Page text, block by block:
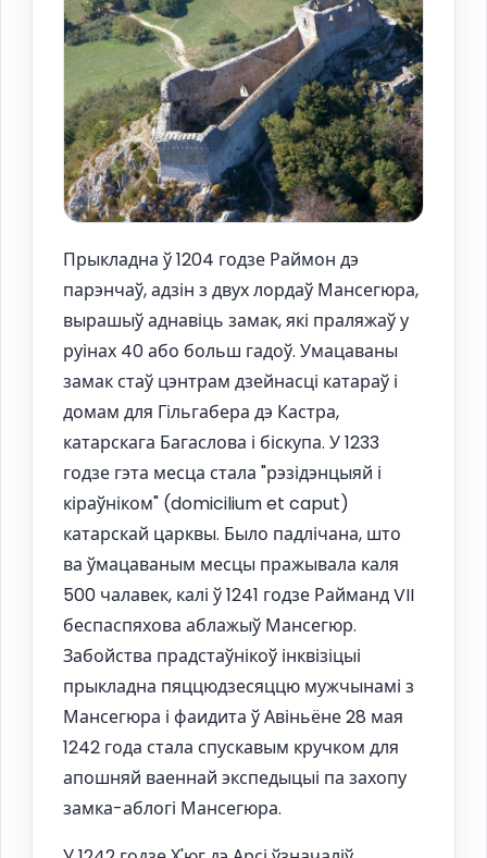
Прыкладна ў 1204 годзе Раймон дэ
парэнчаў, адзін з двух лордаў Мансегюра,
вырашыў аднавіць замак, які праляжаў у
руінах 40 або больш гадоў. Умацаваны
замак стаў цэнтрам дзейнасці катараў і
домам для Гільгабера дэ Кастра,
катарскага Багаслова і біскупа. У 1233
годзе гэта месца стала "рэзідэнцыяй і
кіраўніком" (domicilium et caput)
катарскай царквы. Было падлічана, што
ва ўмацаваным месцы пражывала каля
500 чалавек, калі ў 1241 годзе Райманд VII
беспаспяхова аблажыў Мансегюр.
Забойства прадстаўнікоў інквізіцыі
прыкладна пяццюдзесяццю мужчынамі з
Мансегюра і фаидита ў Авіньёне 28 мая
1242 года стала спускавым кручком для
апошняй ваеннай экспедыцыі па захопу
замка-аблогі Мансегюра.